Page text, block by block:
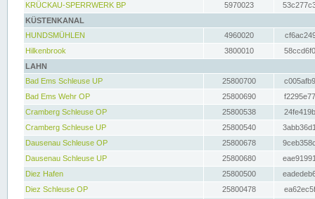
KRÜCKAU-SPERRWERK BP
5970023
KÜSTENKANAL
HUNDSMÜHLEN
4960020
Hilkenbrook
3800010
LAHN
Bad Ems Schleuse UP
25800700
Bad Ems Wehr OP
25800690
Cramberg Schleuse OP
25800538
Cramberg Schleuse UP
25800540
Dausenau Schleuse OP
25800678
Dausenau Schleuse UP
25800680
Diez Hafen
25800500
Diez Schleuse OP
25800478